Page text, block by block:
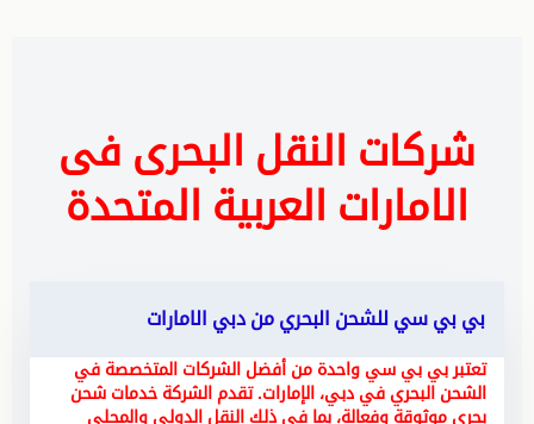
شركات النقل البحرى فى
الامارات العربية المتحدة
بي بي سي للشحن البحري من دبي الامارات
تعتبر بي بي سي واحدة من أفضل الشركات المتخصصة في
الشحن البحري في دبي، الإمارات. تقدم الشركة خدمات شحن
بحري موثوقة وفعالة، بما في ذلك النقل الدولي والمحلي